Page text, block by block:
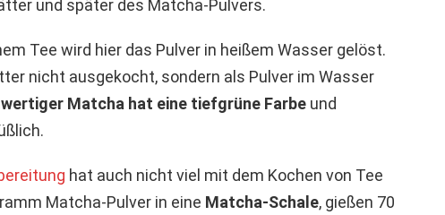
und später des Matcha-Pulvers.
Tee wird hier das Pulver in heißem Wasser gelöst.
nicht ausgekocht, sondern als Pulver im Wasser
Matcha hat eine tiefgrüne Farbe und
hat auch nicht viel mit dem Kochen von Tee
Matcha-Pulver in eine Matcha-Schale, gießen 70